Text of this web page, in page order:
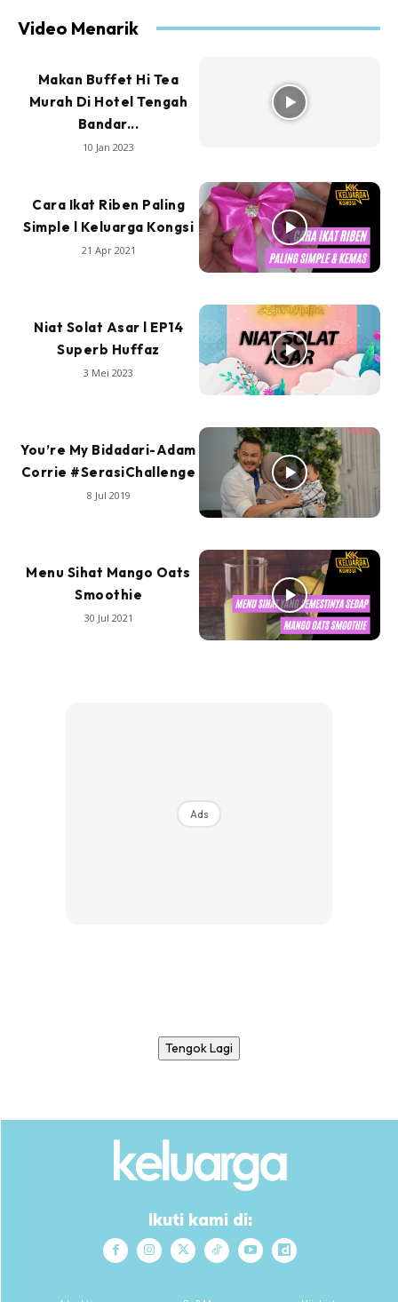
Video Menarik
Makan Buffet Hi Tea
Murah Di Hotel Tengah
Bandar...
10 Jan 2023
Cara Ikat Riben Paling
Simple l Keluarga Kongsi
21 Apr 2021
Niat Solat Asar l EP14
Superb Huffaz
3 Mei 2023
You’re My Bidadari-Adam
Corrie #SerasiChallenge
8 Jul 2019
Menu Sihat Mango Oats
Smoothie
30 Jul 2021
Ads
Tengok Lagi
Ikuti kami di: